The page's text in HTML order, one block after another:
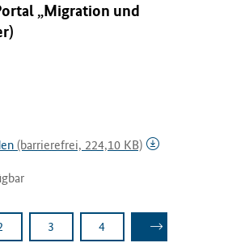
„Migration und
(barrierefrei, 224,10 KB)
Seite
3
Seite
4
Nächste Seite